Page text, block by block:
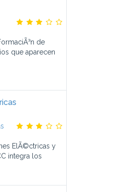
de
que aparecen
ElÃ©ctricas y
integra los